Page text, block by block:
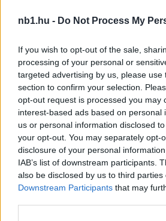
nb1.hu - Do Not Process My
If you wish to opt-out of the sale,
processing of your personal or
targeted advertising by us, please use
section to confirm your selection.
opt-out request is processed you may
interest-based ads based on personal
us or personal information disclosed
your opt-out. You may separately opt-
disclosure of your personal
IAB’s list of downstream participants.
also be disclosed by us to third parties
Downstream Participants that may
Megosztás:
KAPCSOLÓDÓ